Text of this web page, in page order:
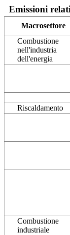
Emissioni
Macrosettore
Combustione
nell'industria
dell'energia
Riscaldamento
Combustione
industriale